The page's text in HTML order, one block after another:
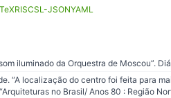
RISCSL-JSONYAML
iluminado da Orquestra de Moscou”.
“A localização do centro foi feita para
no Brasil/ Anos 80 : Região